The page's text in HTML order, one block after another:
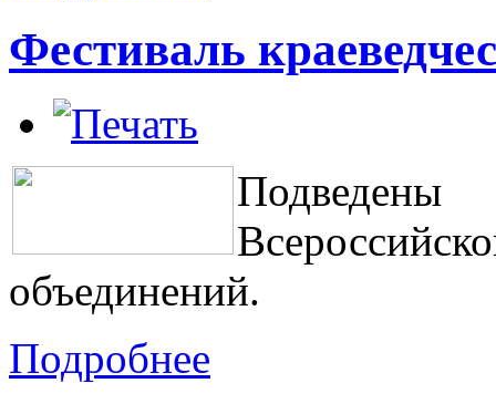
Фестиваль
Подведены
объединений.
Подробнее